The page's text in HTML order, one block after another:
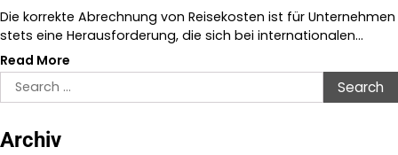
Die korrekte Abrechnung von Reisekosten ist für Unternehmen
stets eine Herausforderung, die sich bei internationalen…
Read More
Search
for:
Archiv